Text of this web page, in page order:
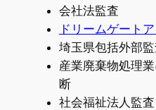
会社法監査
ドリームゲート
埼玉県包括外部
産業廃棄物処理
断
社会福祉法人監査